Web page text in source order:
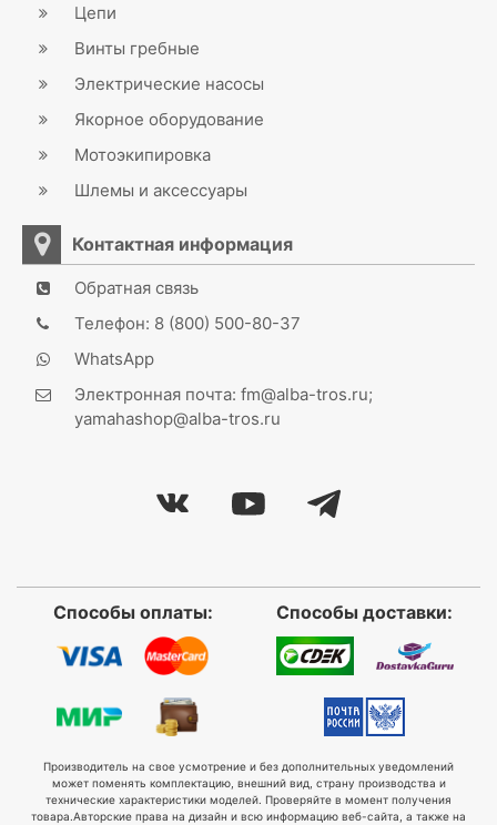
Цепи
Винты гребные
Электрические насосы
Якорное оборудование
Мотоэкипировка
Шлемы и аксессуары
Контактная информация
Обратная связь
Телефон: 8 (800) 500-80-37
WhatsApp
Электронная почта: fm@alba-tros.ru;
yamahashop@alba-tros.ru
Способы оплаты: Способы доставки:
Производитель на свое усмотрение и без дополнительных уведомлений
может поменять комплектацию, внешний вид, страну производства и
технические характеристики моделей. Проверяйте в момент получения
товара. Авторские права на дизайн и всю информацию веб-сайта, а также на